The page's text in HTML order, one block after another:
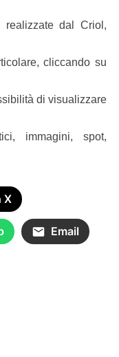
realizzate dal Criol,
cliccando su
di visualizzare
immagini, spot,
X
Email